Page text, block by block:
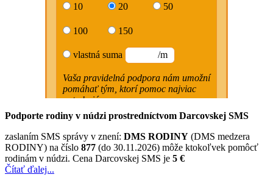
Podporte rodiny v núdzi prostredníctvom Darcovskej SMS
zaslaním SMS správy v znení: DMS RODINY (DMS medzera
RODINY) na číslo 877 (do 30.11.2026) môže ktokoľvek pomôcť
rodinám v núdzi. Cena Darcovskej SMS je 5 €
Čítať ďalej...